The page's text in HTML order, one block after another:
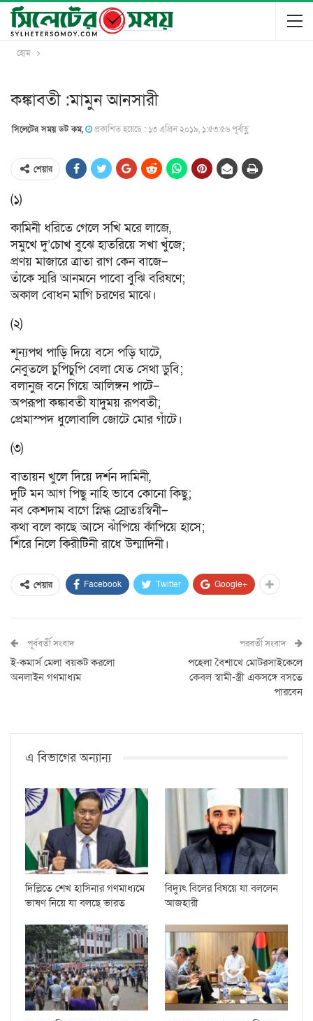
হোম
কঙ্কাবতী :মামুন আনসারী
সিলেটের সময় ডট কম, প্রকাশিত হয়েছে : ১৩ এপ্রিল ২০১৯, ১:৫৩:৫৬ পূর্বাহ্ণ
শেয়ার
(১)
কামিনী ধরিতে গেলে সখি মরে লাজে,
সমুখে দু’চোখ বুঝে হাতরিয়ে সখা খুঁজে;
প্রণয় মাজারে ত্রাতা রাগ কেন বাজে–
তাঁকে স্মরি আনমনে পাবো বুঝি বরিষণে;
অকাল বোধন মাগি চরণের মাঝে।
(২)
শূন্যপথ পাড়ি দিয়ে বসে পড়ি ঘাটে,
নেবুতলে চুপিচুপি বেলা যেত সেথা ডুবি;
বলানুজ বনে গিয়ে আলিঙ্গন পাটে–
অপরূপা কঙ্কাবতী যাদুময় রূপবতী;
প্রেমাস্পদ ধুলোবালি জোটে মোর গাঁটে।
(৩)
বাতায়ন খুলে দিয়ে দর্শন দামিনী,
দুটি মন আগ পিছু নাহি ভাবে কোনো কিছু;
নব কেশদাম বাগে স্নিগ্ধ স্রোতঃস্বিনী–
কথা বলে কাছে আসে ঝাঁপিয়ে কাঁপিয়ে হাসে;
শিঁরে নিলে কিরীটিনী রাধে উন্মাদিনী।
শেয়ার Facebook Twitter Google+
পূর্ববর্তী সংবাদ
ই-কমার্স মেলা বয়কট করলো
অনলাইন গণমাধ্যম
পরবর্তী সংবাদ
পহেলা বৈশাখে মোটরসাইকেলে
কেবল স্বামী-স্ত্রী একসঙ্গে বসতে
পারবেন
এ বিভাগের অন্যান্য
দিল্লিতে শেখ হাসিনার গণমাধ্যমে
ভাষণ নিয়ে যা বলছে ভারত
বিদ্যুৎ বিলের বিষয়ে যা বললেন
আজহারী